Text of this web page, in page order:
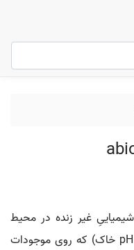
غیر زنده در محیط
زیست (مثل نور خورشید، دما، بارش، pH خاک) که روی موجودات